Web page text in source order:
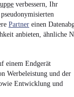
verbessern, Ihr
Partner einen
anbieten, ähnliche
einem Endgerät
Werbeleistung und der
Entwicklung und
App installieren